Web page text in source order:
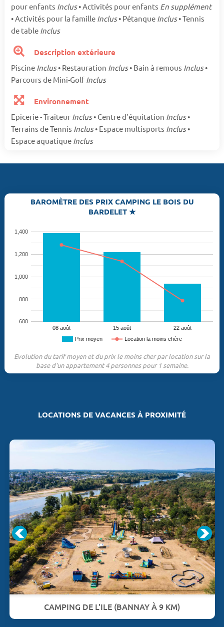
pour enfants Inclus• Activités pour enfants En supplément
• Activités pour la famille Inclus• Pétanque Inclus• Tennis
de table Inclus
Description extérieure
Piscine Inclus• Restauration Inclus• Bain à remous Inclus•
Parcours de Mini-Golf Inclus
Environnement
Epicerie - Traiteur Inclus• Centre d'équitation Inclus•
Terrains de Tennis Inclus• Espace multisports Inclus•
Espace aquatique Inclus
BAROMÈTRE DES PRIX CAMPING LE BOIS DU
BARDELET ★
Prix moyen Location la moins chère
08 août 15 août 22 août
600
800
1,000
1,200
1,400
Evolution du tarif moyen et du prix le moins cher par location sur la
base d'un appartement 4 personnes pour 1 semaine.
LOCATIONS DE VACANCES À PROXIMITÉ
CAMPING DE L'ILE (BANNAY À 9 KM)